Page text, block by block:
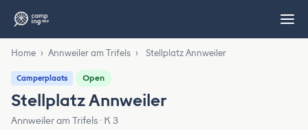
Home › Annweiler am Trifels › Stellplatz Annweiler
Camperplaats Open
Stellplatz Annweiler
Annweiler am Trifels · K 3